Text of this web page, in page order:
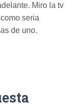
Miro la tv
seria
de uno.